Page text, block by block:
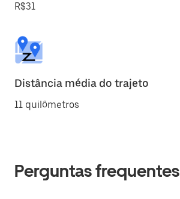
R$31
Distância média do trajeto
11 quilômetros
Perguntas frequentes